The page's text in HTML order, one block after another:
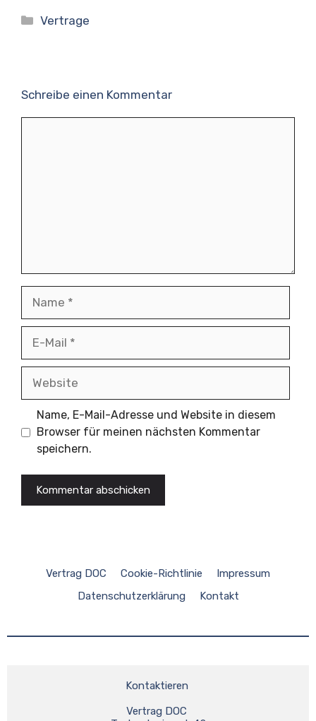
Kategorien
Vertrage
Schreibe einen Kommentar
Name, E-Mail-Adresse und Website in diesem
Browser für meinen nächsten Kommentar
speichern.
Vertrag DOC Cookie-Richtlinie
Impressum
Datenschutzerklärung
Kontakt
Kontaktieren
Vertrag DOC